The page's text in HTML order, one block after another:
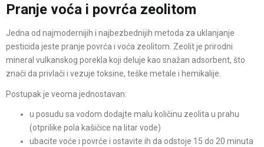
Pranje voća i povrća zeolitom
Jedna od najmodernijih i najbezbednijih metoda za uklanjanje
pesticida jeste pranje povrća i voća zeolitom. Zeolit je prirodni
mineral vulkanskog porekla koji deluje kao snažan adsorbent, što
znači da privlači i vezuje toksine, teške metale i hemikalije.
Postupak je veoma jednostavan:
u posudu sa vodom dodajte malu količinu zeolita u prahu
(otprilike pola kašičice na litar vode)
ubacite voće i povrće i ostavite ih da odstoje 15 do 20 minuta